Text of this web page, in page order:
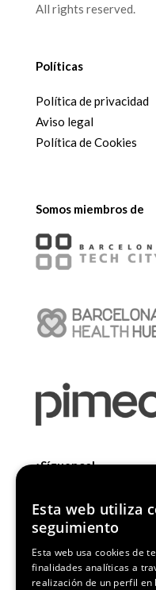
All rights reserved.
Políticas
Política de privacidad
Aviso legal
Política de Cookies
Somos miembros de
¡Síguenos!
Media Partners
Esta web utiliza
seguimiento
Esta web usa cookies de
finalidades analíticas a
realización de un perfil en